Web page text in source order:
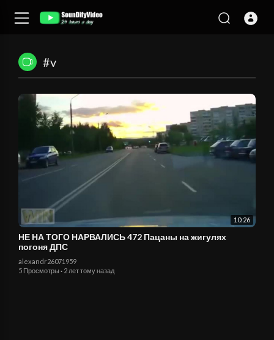
#v
10:26
НЕ НА ТОГО НАРВАЛИСЬ 472 Пацаны на жигулях
погоня ДПС
alexandr26071959
5 Просмотры · 2 лет тому назад